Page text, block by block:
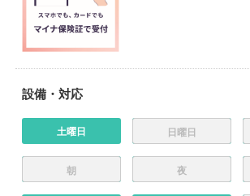
設備・対応
土曜日 日曜日
朝 夜